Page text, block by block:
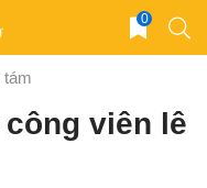
0
tám
viên lê